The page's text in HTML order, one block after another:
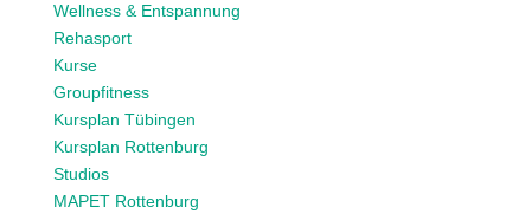
Wellness & Entspannung
Rehasport
Kurse
Groupfitness
Kursplan Tübingen
Kursplan Rottenburg
Studios
MAPET Rottenburg